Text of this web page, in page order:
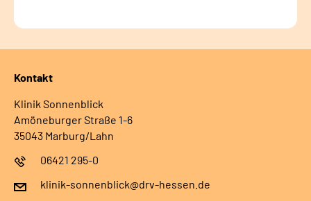
Kontakt
Klinik Sonnenblick
Amöneburger Straße 1-6
35043 Marburg/Lahn
06421 295-0
klinik-sonnenblick@drv-hessen.de